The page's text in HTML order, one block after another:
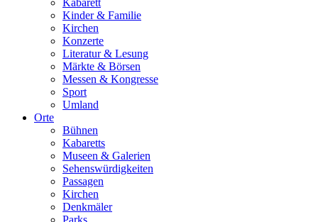
Kabarett
Kinder & Familie
Kirchen
Konzerte
Literatur & Lesung
Märkte & Börsen
Messen & Kongresse
Sport
Umland
Orte
Bühnen
Kabaretts
Museen & Galerien
Sehenswürdigkeiten
Passagen
Kirchen
Denkmäler
Parks